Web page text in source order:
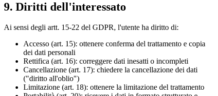
9. Diritti dell'interessato
Ai sensi degli artt. 15-22 del GDPR, l'utente ha diritto di:
Accesso (art. 15): ottenere conferma del trattamento e copia
dei dati personali
Rettifica (art. 16): correggere dati inesatti o incompleti
Cancellazione (art. 17): chiedere la cancellazione dei dati
("diritto all'oblio")
Limitazione (art. 18): ottenere la limitazione del trattamento